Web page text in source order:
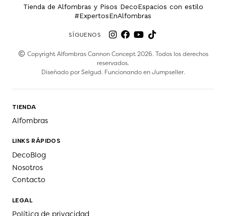
Tienda de Alfombras y Pisos DecoEspacios con estilo
#ExpertosEnAlfombras
SÍGUENOS
Copyright Alfombras Cannon Concept 2026. Todos los derechos
reservados.
Diseñado porSelgud. Funcionando enJumpseller.
TIENDA
Alfombras
LINKS RÁPIDOS
DecoBlog
Nosotros
Contacto
LEGAL